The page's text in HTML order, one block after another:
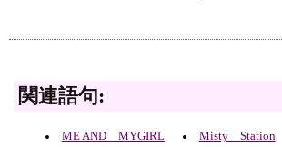
関連語句:
ME AND MYGIRL Misty Station